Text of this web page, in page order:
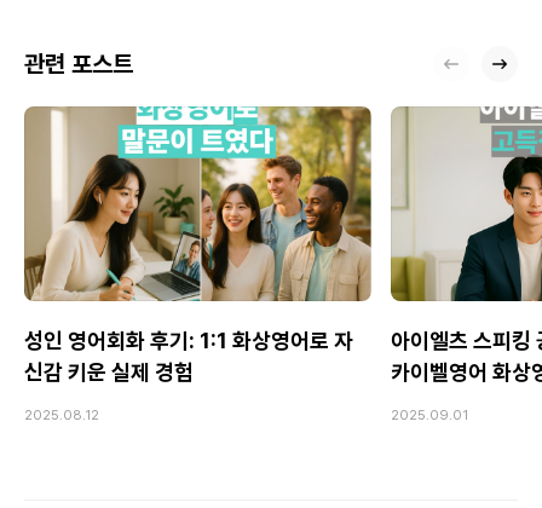
관련 포스트
성인 영어회화 후기: 1:1 화상영어로 자
신감 키운 실제 경험
2025.08.12
아이엘츠 스피킹
카이벨영어 화상
2025.09.01